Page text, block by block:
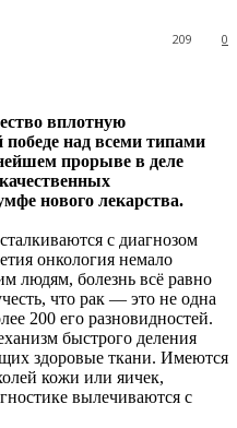
0
209
вплотную
победе над всеми типами
прорыве в деле
нового лекарства.
с диагнозом
онкология немало
людям, болезнь всё равно
что рак — это не одна
200 его разновидностей.
быстрого деления
здоровые ткани. Имеются
кожи или яичек,
вылечиваются с